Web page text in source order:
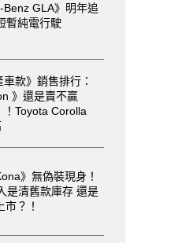
GLA》明年追
暫純電行駛
款》銷售排行：
》還是賣不贏
！Toyota Corolla
》無偽裝現身！
是清舊款庫存 還是
？！